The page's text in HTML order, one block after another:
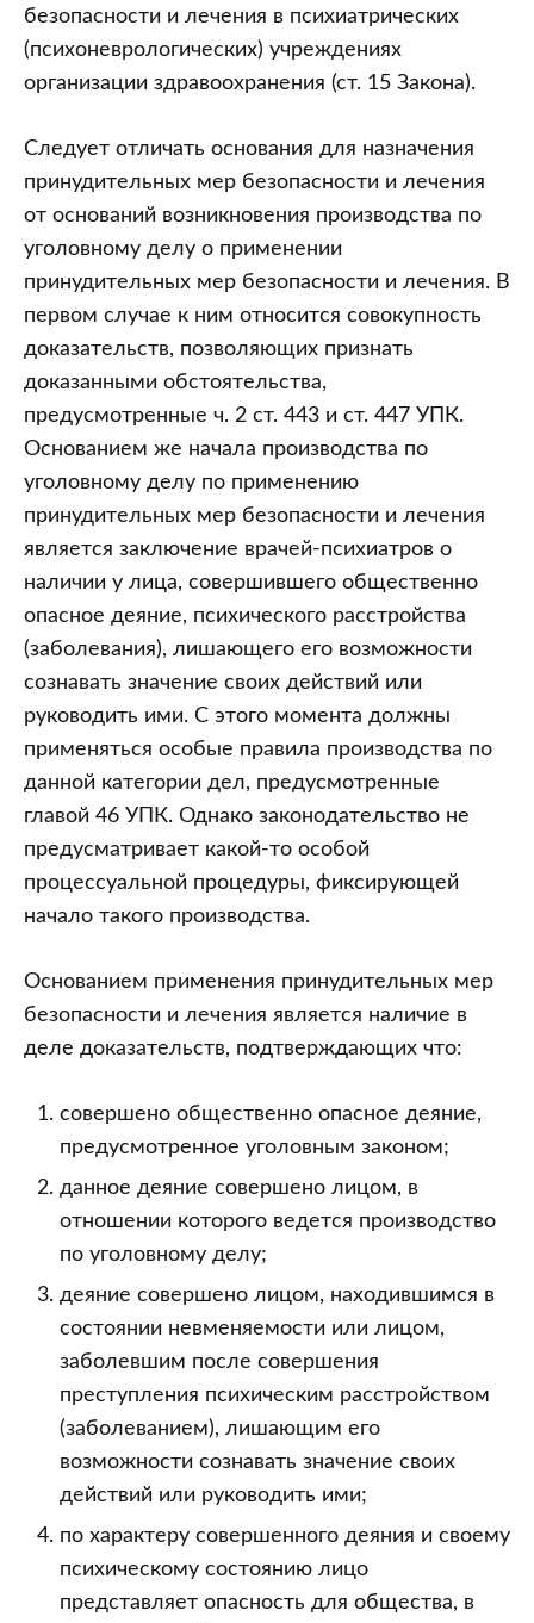
безопасности и лечения в психиатрических
(психоневрологических) учреждениях
организации здравоохранения (ст. 15 Закона).
Следует отличать основания для назначения
принудительных мер безопасности и лечения
от оснований возникновения производства по
уголовному делу о применении
принудительных мер безопасности и лечения. В
первом случае к ним относится совокупность
доказательств, позволяющих признать
доказанными обстоятельства,
предусмотренные ч. 2 ст. 443 и ст. 447 УПК.
Основанием же начала производства по
уголовному делу по применению
принудительных мер безопасности и лечения
является заключение врачей-психиатров о
наличии у лица, совершившего общественно
опасное деяние, психического расстройства
(заболевания), лишающего его возможности
сознавать значение своих действий или
руководить ими. С этого момента должны
применяться особые правила производства по
данной категории дел, предусмотренные
главой 46 УПК. Однако законодательство не
предусматривает какой-то особой
процессуальной процедуры, фиксирующей
начало такого производства.
Основанием применения принудительных мер
безопасности и лечения является наличие в
деле доказательств, подтверждающих что:
совершено общественно опасное деяние,
предусмотренное уголовным законом;
данное деяние совершено лицом, в
отношении которого ведется производство
по уголовному делу;
деяние совершено лицом, находившимся в
состоянии невменяемости или лицом,
заболевшим после совершения
преступления психическим расстройством
(заболеванием), лишающим его
возможности сознавать значение своих
действий или руководить ими;
по характеру совершенного деяния и своему
психическому состоянию лицо
представляет опасность для общества, в